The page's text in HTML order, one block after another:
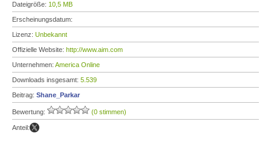
Dateigröße: 10,5 MB
Erscheinungsdatum:
Lizenz: Unbekannt
Offizielle Website: http://www.aim.com
Unternehmen: America Online
Downloads insgesamt: 5.539
Beitrag: Shane_Parkar
Bewertung: (0 stimmen)
Anteil: